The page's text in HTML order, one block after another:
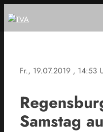
Fr., 19.07.2019 , 14:53
Samstag